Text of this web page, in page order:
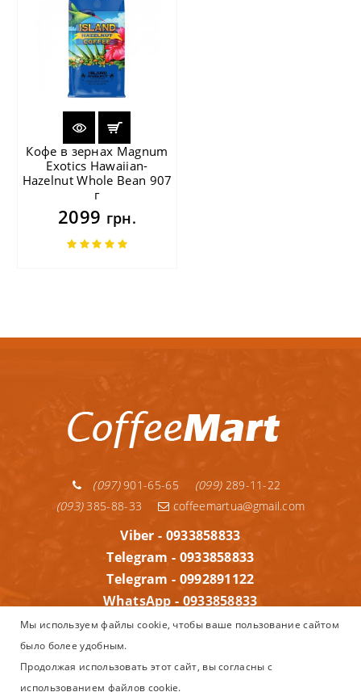
Кофе в зернах Magnum
Exotics Hawaiian-
Hazelnut Whole Bean 907
г
2099 грн.
(097)901-65-65 (099)289-11-22
(093)385-88-33 coffeemartua@gmail.com
Viber - 0933858833
Telegram - 0933858833
Telegram - 0992891122
WhatsApp - 0933858833
Информация
Copyright © 2013–2025
Nespresso, капсульного и зернового кофе, кофеварок и
Мы используем файлы cookie, чтобы ваше пользование сайтом
было более удобным.
Продолжая использовать этот сайт, вы согласны с
использованием файлов cookie.